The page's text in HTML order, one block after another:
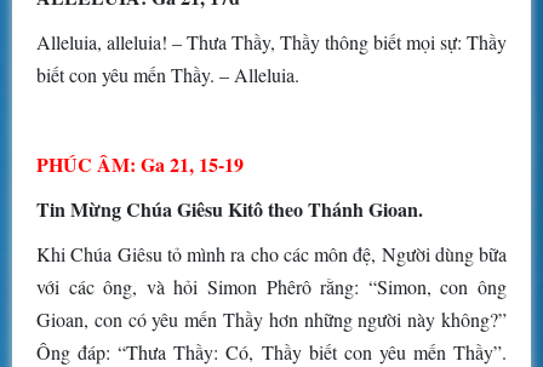
Alleluia, alleluia! – Thưa Thầy, Thầy thông biết mọi sự: Thầy
biết con yêu mến Thầy. – Alleluia.
PHÚC ÂM: Ga 21, 15-19
Tin Mừng Chúa Giêsu Kitô theo Thánh Gioan.
Khi Chúa Giêsu tỏ mình ra cho các môn đệ, Người dùng bữa
với các ông, và hỏi Simon Phêrô rằng: “Simon, con ông
Gioan, con có yêu mến Thầy hơn những người này không?”
Ông đáp: “Thưa Thầy: Có, Thầy biết con yêu mến Thầy”.